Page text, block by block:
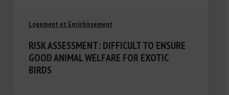
Logement et Enrichissement
RISK ASSESSMENT: DIFFICULT TO ENSURE
GOOD ANIMAL WELFARE FOR EXOTIC
BIRDS